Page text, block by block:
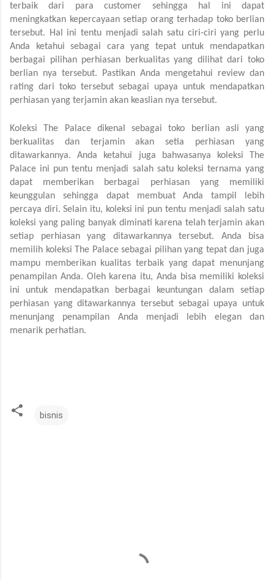
terbaik dari para customer sehingga hal ini dapat
meningkatkan kepercayaan setiap orang terhadap toko berlian
tersebut. Hal ini tentu menjadi salah satu ciri-ciri yang perlu
Anda ketahui sebagai cara yang tepat untuk mendapatkan
berbagai pilihan perhiasan berkualitas yang dilihat dari toko
berlian nya tersebut. Pastikan Anda mengetahui review dan
rating dari toko tersebut sebagai upaya untuk mendapatkan
perhiasan yang terjamin akan keaslian nya tersebut.
Koleksi The Palace dikenal sebagai toko berlian asli yang
berkualitas dan terjamin akan setia perhiasan yang
ditawarkannya. Anda ketahui juga bahwasanya koleksi The
Palace ini pun tentu menjadi salah satu koleksi ternama yang
dapat memberikan berbagai perhiasan yang memiliki
keunggulan sehingga dapat membuat Anda tampil lebih
percaya diri. Selain itu, koleksi ini pun tentu menjadi salah satu
koleksi yang paling banyak diminati karena telah terjamin akan
setiap perhiasan yang ditawarkannya tersebut. Anda bisa
memilih koleksi The Palace sebagai pilihan yang tepat dan juga
mampu memberikan kualitas terbaik yang dapat menunjang
penampilan Anda. Oleh karena itu, Anda bisa memiliki koleksi
ini untuk mendapatkan berbagai keuntungan dalam setiap
perhiasan yang ditawarkannya tersebut sebagai upaya untuk
menunjang penampilan Anda menjadi lebih elegan dan
menarik perhatian.
bisnis